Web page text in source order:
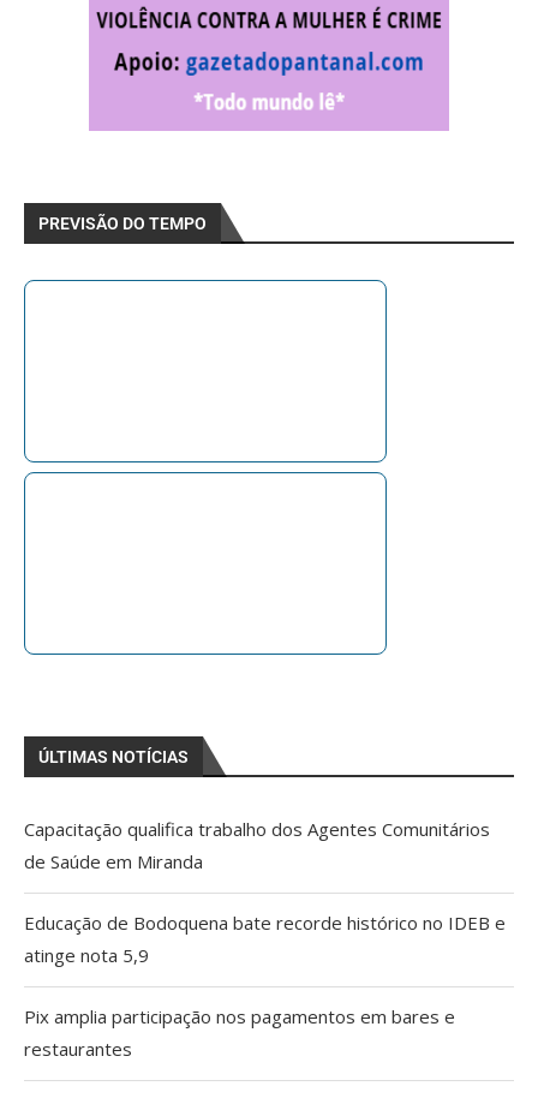
PREVISÃO DO TEMPO
ÚLTIMAS NOTÍCIAS
Capacitação qualifica trabalho dos Agentes Comunitários
de Saúde em Miranda
Educação de Bodoquena bate recorde histórico no IDEB e
atinge nota 5,9
Pix amplia participação nos pagamentos em bares e
restaurantes